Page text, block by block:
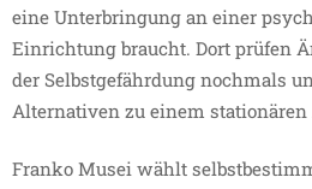
eine Unterbringung an einer
Einrichtung braucht. Dort prüfen
der Selbstgefährdung nochmals
Alternativen zu einem stationären
Franko Musei wählt